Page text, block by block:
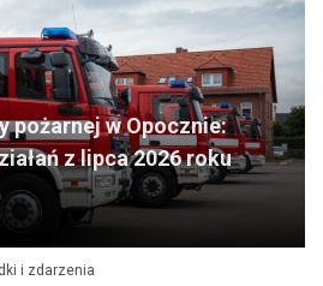
pożarnej w Opocznie:
z lipca 2026 roku
i zdarzenia